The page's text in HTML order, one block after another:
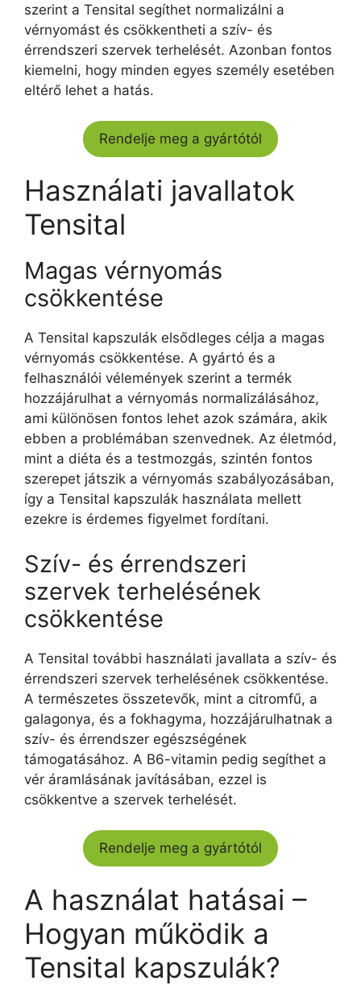
szerint a Tensital segíthet normalizálni a
vérnyomást és csökkentheti a szív- és
érrendszeri szervek terhelését. Azonban fontos
kiemelni, hogy minden egyes személy esetében
eltérő lehet a hatás.
Rendelje meg a gyártótól
Használati javallatok
Tensital
Magas vérnyomás
csökkentése
A Tensital kapszulák elsődleges célja a magas
vérnyomás csökkentése. A gyártó és a
felhasználói vélemények szerint a termék
hozzájárulhat a vérnyomás normalizálásához,
ami különösen fontos lehet azok számára, akik
ebben a problémában szenvednek. Az életmód,
mint a diéta és a testmozgás, szintén fontos
szerepet játszik a vérnyomás szabályozásában,
így a Tensital kapszulák használata mellett
ezekre is érdemes figyelmet fordítani.
Szív- és érrendszeri
szervek terhelésének
csökkentése
A Tensital további használati javallata a szív- és
érrendszeri szervek terhelésének csökkentése.
A természetes összetevők, mint a citromfű, a
galagonya, és a fokhagyma, hozzájárulhatnak a
szív- és érrendszer egészségének
támogatásához. A B6-vitamin pedig segíthet a
vér áramlásának javításában, ezzel is
csökkentve a szervek terhelését.
Rendelje meg a gyártótól
A használat hatásai –
Hogyan működik a
Tensital kapszulák?